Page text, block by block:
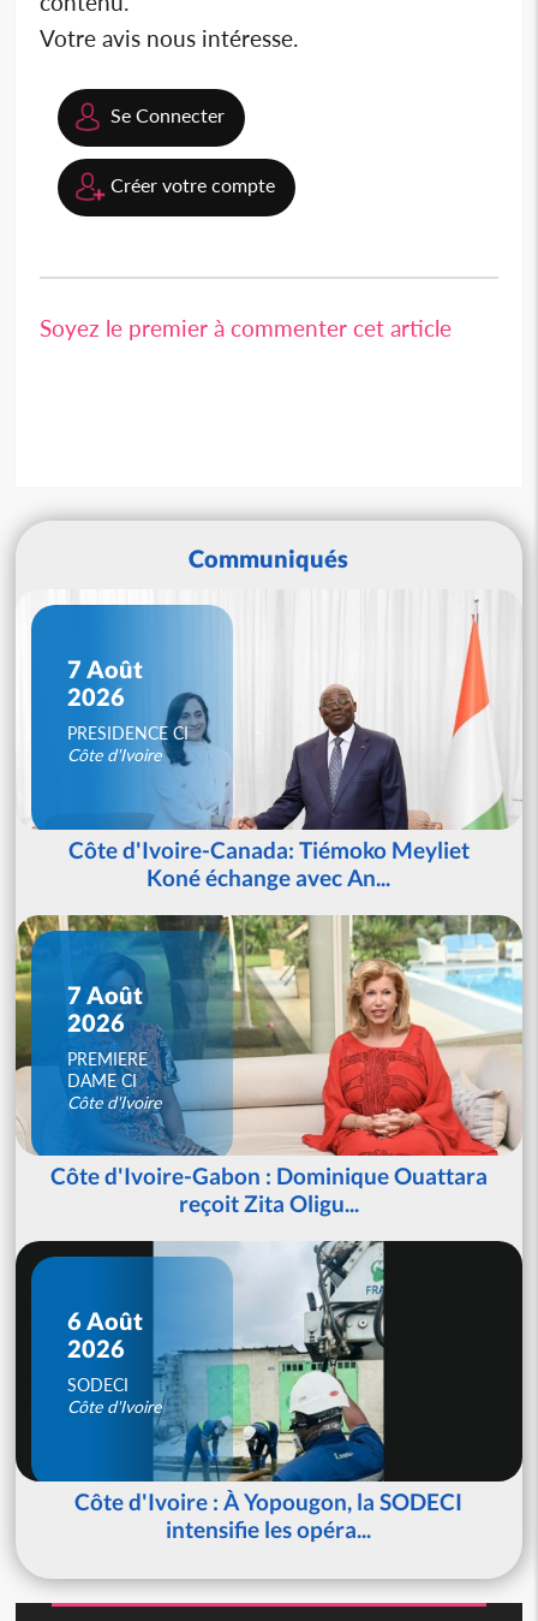
Votre avis nous intéresse.
Se Connecter
Créer votre compte
Soyez le premier à commenter cet article
Communiqués
7 Août
2026
PRESIDENCE CI
Côte d'Ivoire
Côte d'Ivoire-Canada: Tiémoko Meyliet
Koné échange avec An...
7 Août
2026
PREMIERE
DAME CI
Côte d'Ivoire
Côte d'Ivoire-Gabon : Dominique Ouattara
reçoit Zita Oligu...
6 Août
2026
SODECI
Côte d'Ivoire
Côte d'Ivoire : À Yopougon, la SODECI
intensifie les opéra...